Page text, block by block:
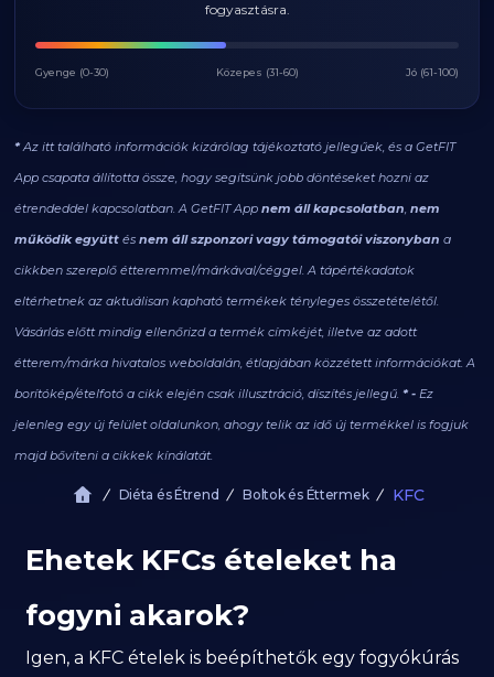
fogyasztásra.
Gyenge (0-30) Közepes (31-60) Jó (61-100)
*Az itt található információk kizárólag tájékoztató jellegűek, és a GetFIT
App csapata állította össze, hogy segítsünk jobb döntéseket hozni az
étrendeddel kapcsolatban. A GetFIT Appnem áll kapcsolatban,nem
működik együtt ésnem áll szponzori vagy támogatói viszonyban a
cikkben szereplő étteremmel/márkával/céggel. A tápértékadatok
eltérhetnek az aktuálisan kapható termékek tényleges összetételétől.
Vásárlás előtt mindig ellenőrizd a termék címkéjét, illetve az adott
étterem/márka hivatalos weboldalán, étlapjában közzétett információkat. A
borítókép/ételfotó a cikk elején csak illusztráció, díszítés jellegű.* -Ez
jelenleg egy új felület oldalunkon, ahogy telik az idő új termékkel is fogjuk
majd bővíteni a cikkek kínálatát.
Diéta és Étrend Boltok és Éttermek KFC
Ehetek KFCs ételeket ha
fogyni akarok?
Igen, a KFC ételek is beépíthetők egy fogyókúrás